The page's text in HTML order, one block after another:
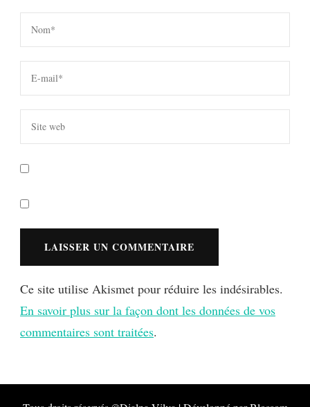
Ce site utilise Akismet pour réduire les indésirables.
En savoir plus sur la façon dont les données de vos
commentaires sont traitées.